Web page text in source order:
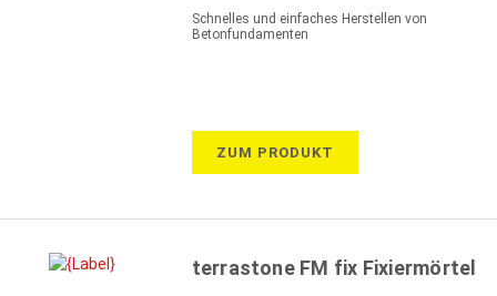
Schnelles und einfaches Herstellen von
Betonfundamenten
ZUM PRODUKT
terrastone FM fix Fixiermörtel